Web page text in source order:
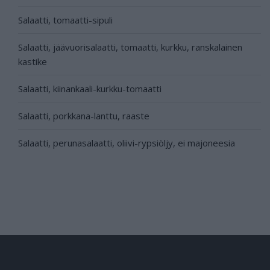
Salaatti, tomaatti-sipuli
Salaatti, jäävuorisalaatti, tomaatti, kurkku, ranskalainen
kastike
Salaatti, kiinankaali-kurkku-tomaatti
Salaatti, porkkana-lanttu, raaste
Salaatti, perunasalaatti, oliivi-rypsiöljy, ei majoneesia